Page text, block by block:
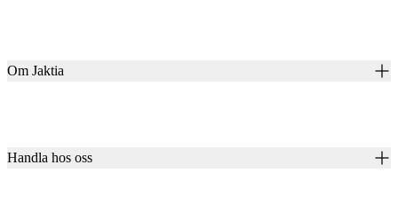
Om Jaktia
Karriär
Handla hos oss